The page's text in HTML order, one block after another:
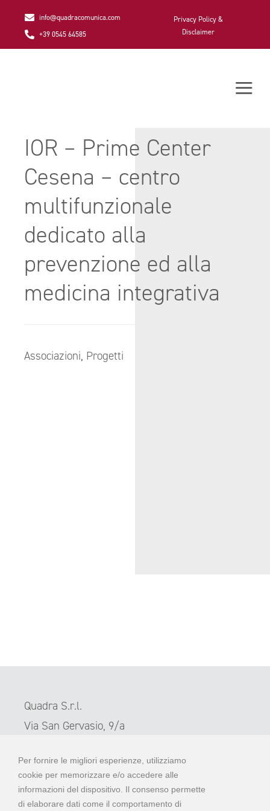
contenuto
info@quadracomunica.com
+39 0545 64585
Privacy Policy &
Disclaimer
IOR – Prime Center
Cesena – centro
multifunzionale
dedicato alla
prevenzione ed alla
medicina integrativa
Associazioni, Progetti
Quadra S.r.l.
Via San Gervasio, 9/a
Per fornire le migliori esperienze, utilizziamo
cookie per memorizzare e/o accedere alle
informazioni del dispositivo. Il consenso permette
di elaborare dati come il comportamento di